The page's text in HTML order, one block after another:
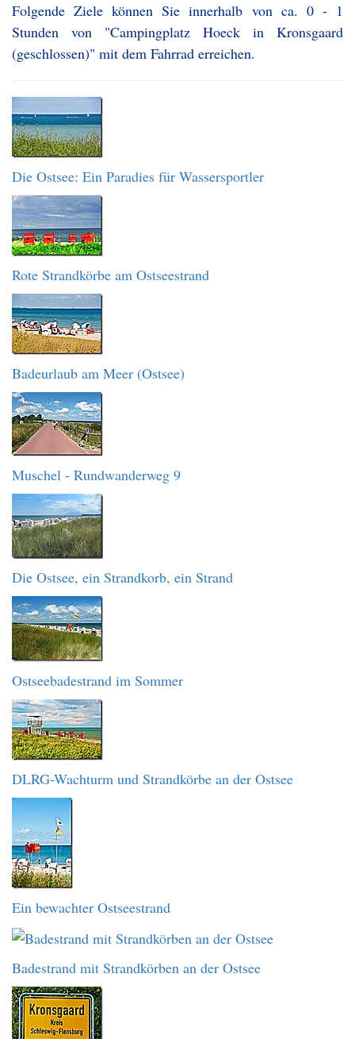
Folgende Ziele können Sie innerhalb von ca. 0 - 1
Stunden von "Campingplatz Hoeck in Kronsgaard
(geschlossen)" mit dem Fahrrad erreichen.
Die Ostsee: Ein Paradies für Wassersportler
Rote Strandkörbe am Ostseestrand
Badeurlaub am Meer (Ostsee)
Muschel - Rundwanderweg 9
Die Ostsee, ein Strandkorb, ein Strand
Ostseebadestrand im Sommer
DLRG-Wachturm und Strandkörbe an der Ostsee
Ein bewachter Ostseestrand
Badestrand mit Strandkörben an der Ostsee